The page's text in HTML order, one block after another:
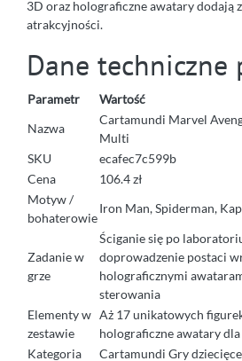
3D oraz holograficzne awatary dodają
atrakcyjności.
Dane techniczne
Parametr
Wartość
Nazwa
Cartamundi Marvel
Multi
SKU
ecafec7c599b
Cena
106.4 zł
Motyw /
bohaterowie
Iron Man, Spiderman,
Zadanie w
grze
Ściganie się po
doprowadzenie postaci
holograficznymi
sterowania
Elementy w
zestawie
Aż 17 unikatowych
holograficzne awatary
Kategoria
Cartamundi Gry dziecięce